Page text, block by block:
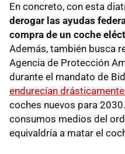
En concreto, con esta
derogar las ayudas
compra de un coche
Además, también busca
Agencia de Protección
durante el mandato de
endurecían
coches nuevos para
consumos medios del
equivaldría a matar el